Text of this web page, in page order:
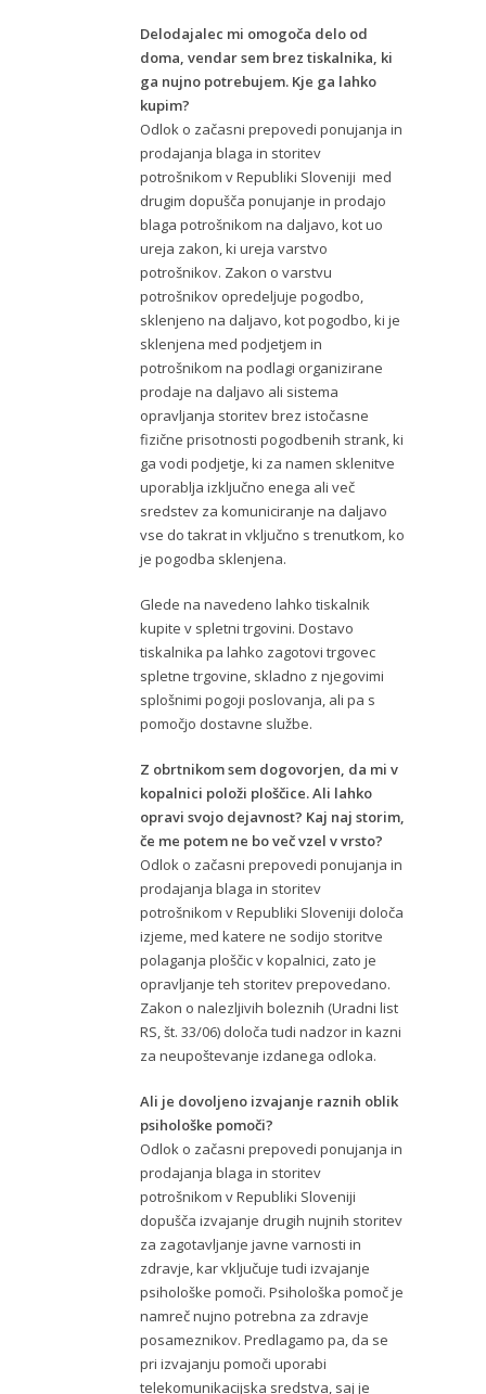
Delodajalec mi omogoča delo od
doma, vendar sem brez tiskalnika, ki
ga nujno potrebujem. Kje ga lahko
kupim?
Odlok o začasni prepovedi ponujanja in
prodajanja blaga in storitev
potrošnikom v Republiki Sloveniji med
drugim dopušča ponujanje in prodajo
blaga potrošnikom na daljavo, kot uo
ureja zakon, ki ureja varstvo
potrošnikov. Zakon o varstvu
potrošnikov opredeljuje pogodbo,
sklenjeno na daljavo, kot pogodbo, ki je
sklenjena med podjetjem in
potrošnikom na podlagi organizirane
prodaje na daljavo ali sistema
opravljanja storitev brez istočasne
fizične prisotnosti pogodbenih strank, ki
ga vodi podjetje, ki za namen sklenitve
uporablja izključno enega ali več
sredstev za komuniciranje na daljavo
vse do takrat in vključno s trenutkom, ko
je pogodba sklenjena.
Glede na navedeno lahko tiskalnik
kupite v spletni trgovini. Dostavo
tiskalnika pa lahko zagotovi trgovec
spletne trgovine, skladno z njegovimi
splošnimi pogoji poslovanja, ali pa s
pomočjo dostavne službe.
Z obrtnikom sem dogovorjen, da mi v
kopalnici položi ploščice. Ali lahko
opravi svojo dejavnost? Kaj naj storim,
če me potem ne bo več vzel v vrsto?
Odlok o začasni prepovedi ponujanja in
prodajanja blaga in storitev
potrošnikom v Republiki Sloveniji določa
izjeme, med katere ne sodijo storitve
polaganja ploščic v kopalnici, zato je
opravljanje teh storitev prepovedano.
Zakon o nalezljivih boleznih (Uradni list
RS, št. 33/06) določa tudi nadzor in kazni
za neupoštevanje izdanega odloka.
Ali je dovoljeno izvajanje raznih oblik
psihološke pomoči?
Odlok o začasni prepovedi ponujanja in
prodajanja blaga in storitev
potrošnikom v Republiki Sloveniji
dopušča izvajanje drugih nujnih storitev
za zagotavljanje javne varnosti in
zdravje, kar vključuje tudi izvajanje
psihološke pomoči. Psihološka pomoč je
namreč nujno potrebna za zdravje
posameznikov. Predlagamo pa, da se
pri izvajanju pomoči uporabi
telekomunikacijska sredstva, saj je